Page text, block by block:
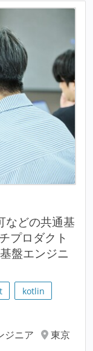
などの共通基
プロダクト
盤エンジニ
kotlin
ジニア
東京